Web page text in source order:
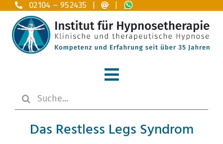
Zum
Inhalt
springen
02104 – 952435 |
Toggle
Home
Hypnosetherapie
Suche
nach:
Das Restless Legs Syndrom